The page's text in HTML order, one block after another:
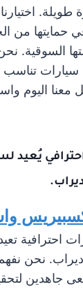
حمايتها من
السوقية.
تناسب
اليوم
يُعيد
احترافية
نحن نفهم
جاهدين